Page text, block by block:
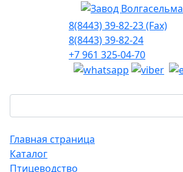
8(8443) 39-82-23 (Fax)
8(8443) 39-82-24
+7 961 325-04-70
Главная страница
Каталог
Птицеводство